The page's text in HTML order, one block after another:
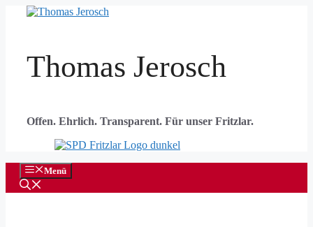
Thomas Jerosch
Offen. Ehrlich. Transparent. Für unser Fritzlar.
Menü